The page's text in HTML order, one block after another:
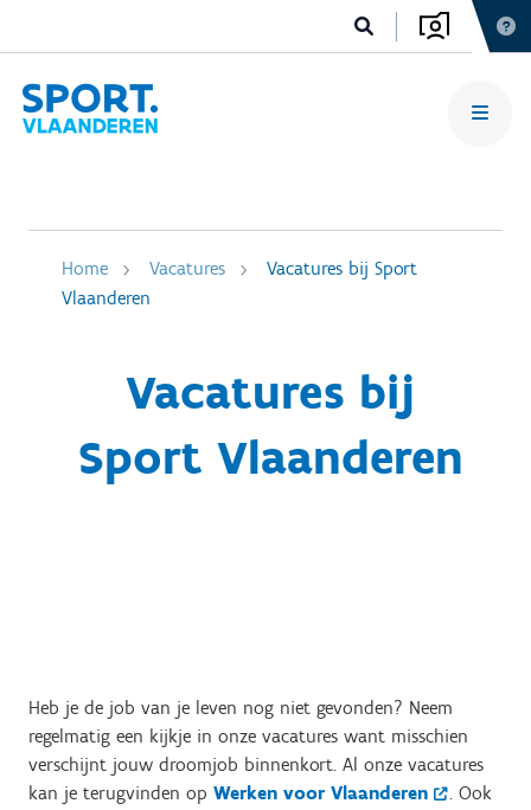
Home Vacatures
Vacatures bij Sport
Vlaanderen
Vacatures bij
Sport Vlaanderen
Heb je de job van je leven nog niet gevonden? Neem
regelmatig een kijkje in onze vacatures want misschien
verschijnt jouw droomjob binnenkort. Al onze vacatures
kan je terugvinden op Werken voor Vlaanderen
. Ook